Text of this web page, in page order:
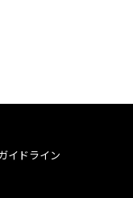
イドライン